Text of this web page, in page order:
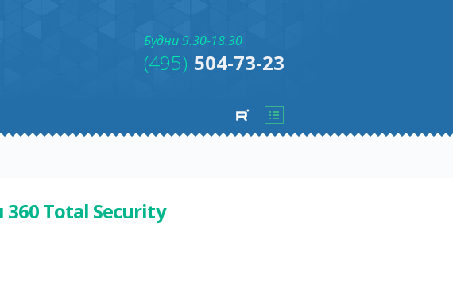
Будни 9.30-18.30
(495) 504-73-23
Total Security